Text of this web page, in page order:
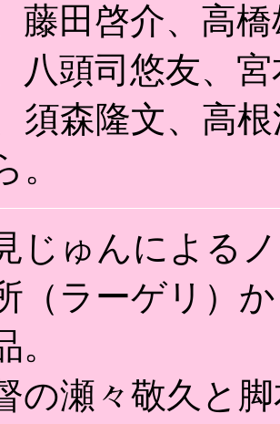
藤田啓介、高
八頭司悠友、
須森隆文、高
。
じゅんによる
（ラーゲリ）
。
の瀬々敬久と